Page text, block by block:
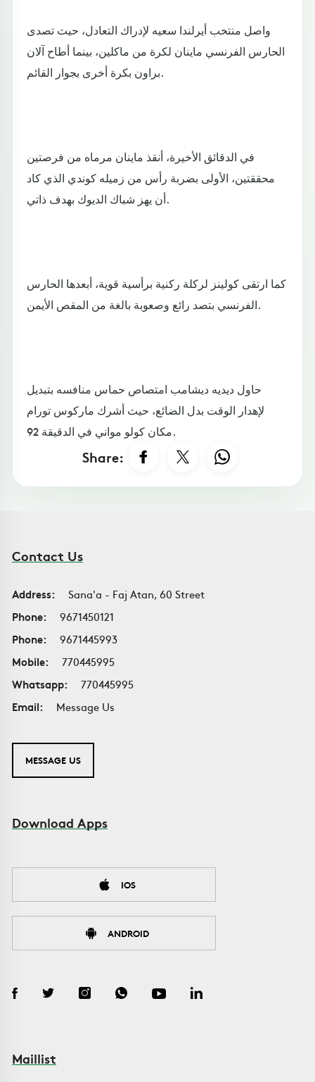
واصل منتخب أيرلندا سعيه لإدراك التعادل، حيث تصدى
الحارس الفرنسي ماينان لكرة من ماكلين، بينما أطاح آلان
براون بكرة أخرى بجوار القائم.
في الدقائق الأخيرة، أنقذ ماينان مرماه من فرصتين
محققتين، الأولى بضربة رأس من زميله كوندي الذي كاد
أن يهز شباك الديوك بهدف ذاتي.
كما ارتقى كولينز لركلة ركنية برأسية قوية، أبعدها الحارس
الفرنسي بتصد رائع وصعوبة بالغة من المقص الأيمن.
حاول ديديه ديشامب امتصاص حماس منافسه بتبديل
لإهدار الوقت بدل الضائع، حيث أشرك ماركوس تورام
مكان كولو مواني في الدقيقة 92.
Share:
Contact Us
Address:
Sana'a - Faj Atan, 60 Street
Phone:
9671450121
Phone:
9671445993
Mobile:
770445995
Whatsapp:
770445995
Email:
Message Us
MESSAGE US
Download Apps
IOS
ANDROID
Maillist